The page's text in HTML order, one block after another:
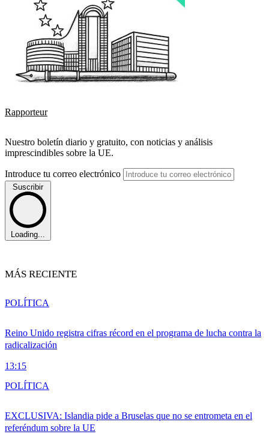
Rapporteur
Nuestro boletín diario y gratuito, con noticias y análisis
imprescindibles sobre la UE.
Introduce tu correo electrónico
Suscribir
Loading...
MÁS RECIENTE
Reino Unido registra cifras récord en el programa de lucha contra la
radicalización
13:15
POLÍTICA
EXCLUSIVA: Islandia pide a Bruselas que no se entrometa en el
referéndum sobre la UE
POLÍTICA